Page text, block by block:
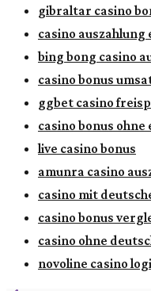
gibraltar casino
casino
bing bong casino
casino bonus
ggbet casino
casino bonus ohne
live casino bonus
amunra casino
casino mit
casino bonus
casino ohne
novoline casino